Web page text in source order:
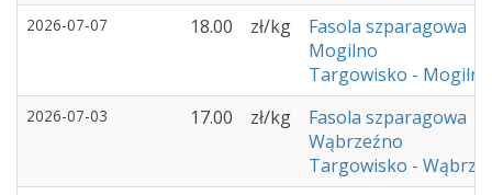
2026-07-07 18.00 zł/kg
Fasola szparagowa
Mogilno
Targowisko - Mogilno
2026-07-03 17.00 zł/kg
Fasola szparagowa
Wąbrzeźno
Targowisko -